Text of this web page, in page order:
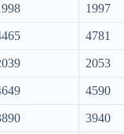
1997
4781
2053
4590
3940